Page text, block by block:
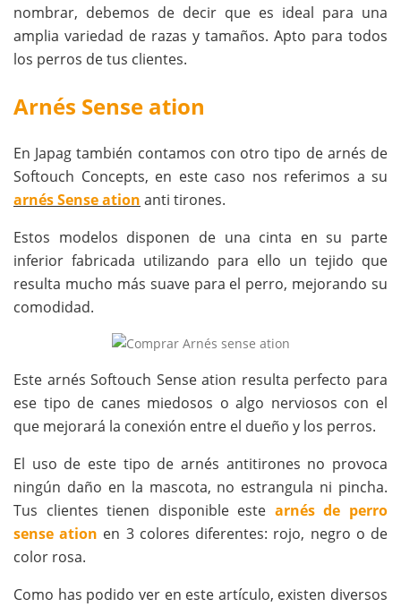
nombrar, debemos de decir que es ideal para una
amplia variedad de razas y tamaños. Apto para todos
los perros de tus clientes.
Arnés Sense ation
En Japag también contamos con otro tipo de arnés de
Softouch Concepts, en este caso nos referimos a su
arnés Sense ation anti tirones.
Estos modelos disponen de una cinta en su parte
inferior fabricada utilizando para ello un tejido que
resulta mucho más suave para el perro, mejorando su
comodidad.
Este arnés Softouch Sense ation resulta perfecto para
ese tipo de canes miedosos o algo nerviosos con el
que mejorará la conexión entre el dueño y los perros.
El uso de este tipo de arnés antitirones no provoca
ningún daño en la mascota, no estrangula ni pincha.
Tus clientes tienen disponible este arnés de perro
sense ation en 3 colores diferentes: rojo, negro o de
color rosa.
Como has podido ver en este artículo, existen diversos